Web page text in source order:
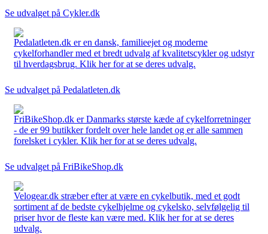
Se udvalget på Cykler.dk
Pedalatleten.dk er en dansk, familieejet og moderne
cykelforhandler med et bredt udvalg af kvalitetscykler og udstyr
til hverdagsbrug. Klik her for at se deres udvalg.
Se udvalget på Pedalatleten.dk
FriBikeShop.dk er Danmarks største kæde af cykelforretninger
- de er 99 butikker fordelt over hele landet og er alle sammen
forelsket i cykler. Klik her for at se deres udvalg.
Se udvalget på FriBikeShop.dk
Velogear.dk stræber efter at være en cykelbutik, med et godt
sortiment af de bedste cykelhjelme og cykelsko, selvfølgelig til
priser hvor de fleste kan være med. Klik her for at se deres
udvalg.